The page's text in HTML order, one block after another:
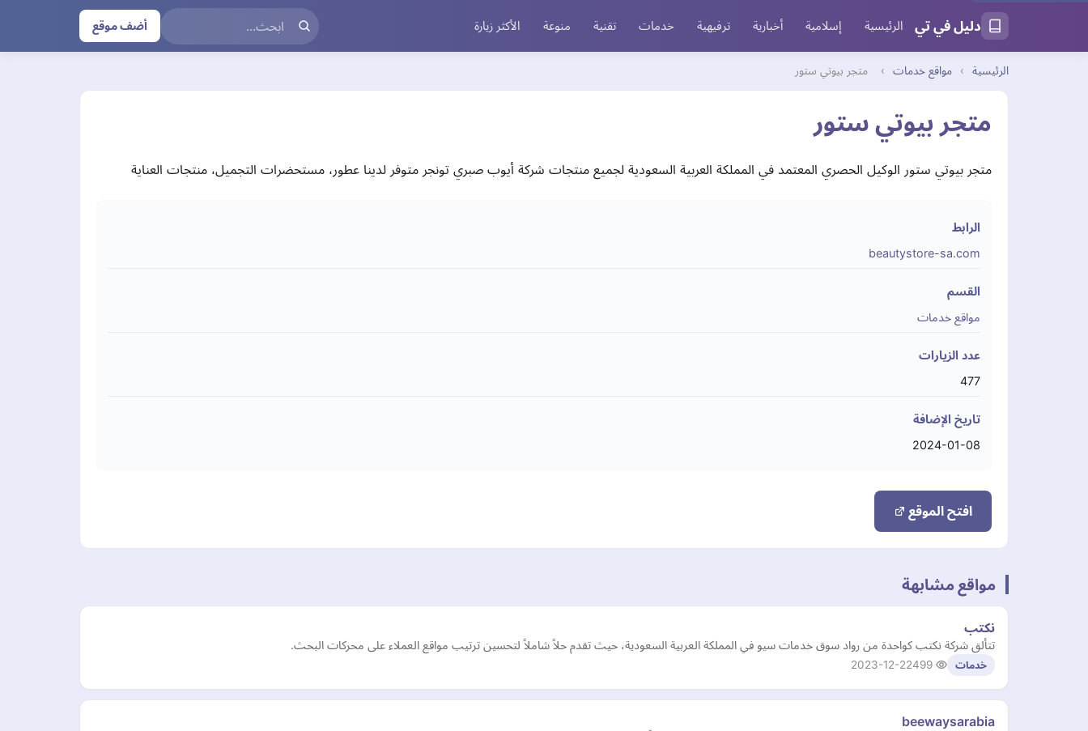
دليل في تي الرئيسية إسلامية أخبارية ترفيهية خدمات تقنية منوعة الأكثر زيارة أضف موقع
الرئيسية › مواقع خدمات › متجر بيوتي ستور
متجر بيوتي ستور
متجر بيوتي ستور الوكيل الحصري المعتمد في المملكة العربية السعودية لجميع منتجات شركة أيوب صبري تونجر متوفر لدينا عطور، مستحضرات التجميل، منتجات العناية
الرابط
beautystore-sa.com
القسم
مواقع خدمات
عدد الزيارات
477
تاريخ الإضافة
2024-01-08
افتح الموقع
مواقع مشابهة
نكتب
تتألق شركة نكتب كواحدة من رواد سوق خدمات سيو في المملكة العربية السعودية، حيث تقدم حلاً شاملاً لتحسين ترتيب مواقع العملاء على محركات البحث.
خدمات 2023-12-22
beewaysarabia